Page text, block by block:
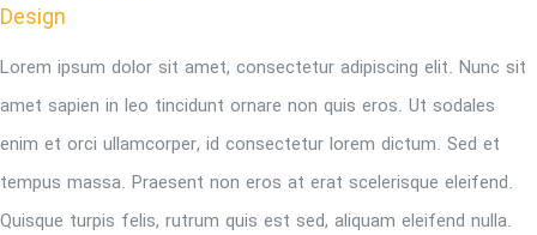
Design
Lorem ipsum dolor sit amet, consectetur adipiscing elit. Nunc sit
amet sapien in leo tincidunt ornare non quis eros. Ut sodales
enim et orci ullamcorper, id consectetur lorem dictum. Sed et
tempus massa. Praesent non eros at erat scelerisque eleifend.
Quisque turpis felis, rutrum quis est sed, aliquam eleifend nulla.